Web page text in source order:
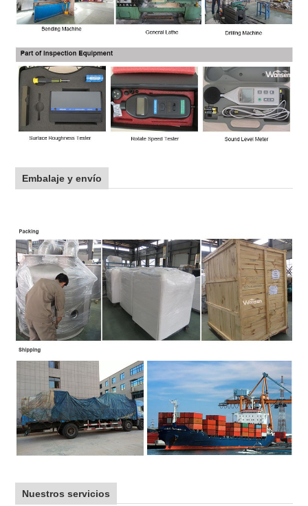
Embalaje y envío
Nuestros servicios